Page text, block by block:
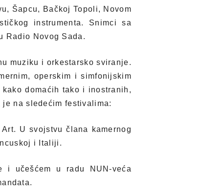
Šapcu, Bačkoj Topoli, Novom
instrumenta. Snimci sa
Radio Novog Sada.
muziku i orkestarsko sviranje.
operskim i simfonijskim
domaćih tako i inostranih,
na sledećim festivalima:
U svojstvu člana kamernog
i Italiji.
i učešćem u radu NUN-veća